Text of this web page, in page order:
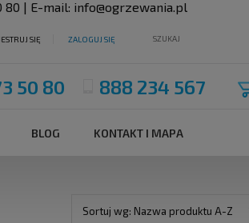
80 | E-mail: info@ogrzewania.pl
SIĘ ZALOGUJ SIĘ
50 80 888 234 567
BLOG KONTAKT I MAPA
Sortuj wg: Nazwa produktu A-Z